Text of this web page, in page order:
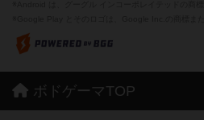
ボドゲーマTOP